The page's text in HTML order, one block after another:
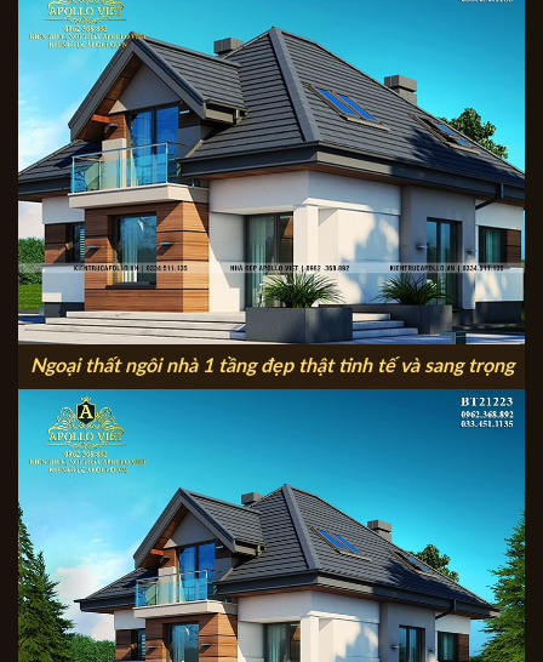
Ngoại thất ngôi nhà 1 tầng đẹp thật tinh tế và sang trọng